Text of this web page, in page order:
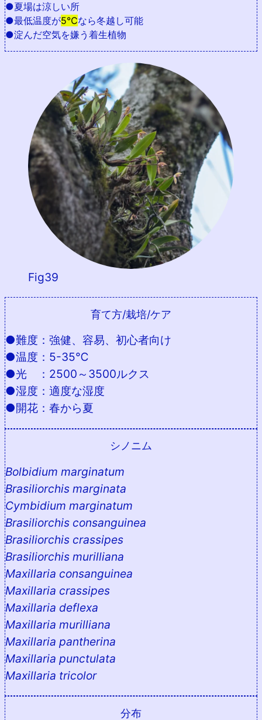
●夏場は涼しい所
●最低温度が5℃なら冬越し可能
●淀んだ空気を嫌う着生植物
Fig39
育て方/栽培/ケア
●難度：強健、容易、初心者向け
●温度：5-35℃
●光 ：2500～3500ルクス
●湿度：適度な湿度
●開花：春から夏
シノニム
Bolbidium marginatum
Brasiliorchis marginata
Cymbidium marginatum
Brasiliorchis consanguinea
Brasiliorchis crassipes
Brasiliorchis murilliana
Maxillaria consanguinea
Maxillaria crassipes
Maxillaria deflexa
Maxillaria murilliana
Maxillaria pantherina
Maxillaria punctulata
Maxillaria tricolor
分布